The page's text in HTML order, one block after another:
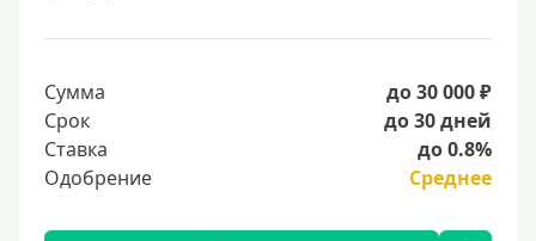
Сумма
до 30 000 ₽
Срок
до 30 дней
Ставка
до 0.8%
Одобрение
Среднее